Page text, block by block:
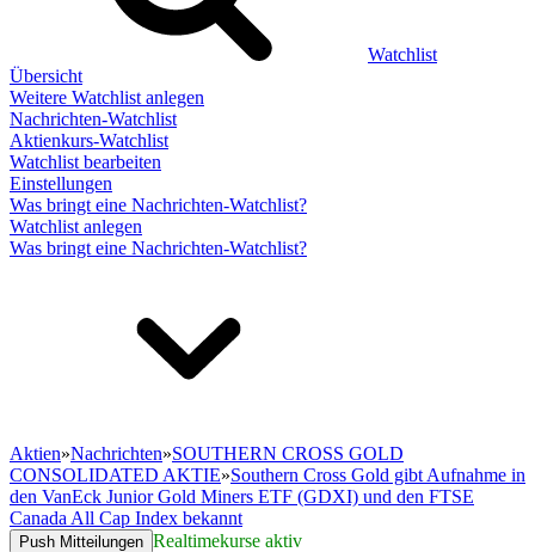
Watchlist
Übersicht
Weitere Watchlist anlegen
Nachrichten-Watchlist
Aktienkurs-Watchlist
Watchlist bearbeiten
Einstellungen
Was bringt eine Nachrichten-Watchlist?
Watchlist anlegen
Was bringt eine Nachrichten-Watchlist?
Aktien»Nachrichten»SOUTHERN CROSS GOLD
CONSOLIDATED AKTIE»Southern Cross Gold gibt Aufnahme in
den VanEck Junior Gold Miners ETF (GDXI) und den FTSE
Canada All Cap Index bekannt
Push Mitteilungen Realtimekurse aktiv